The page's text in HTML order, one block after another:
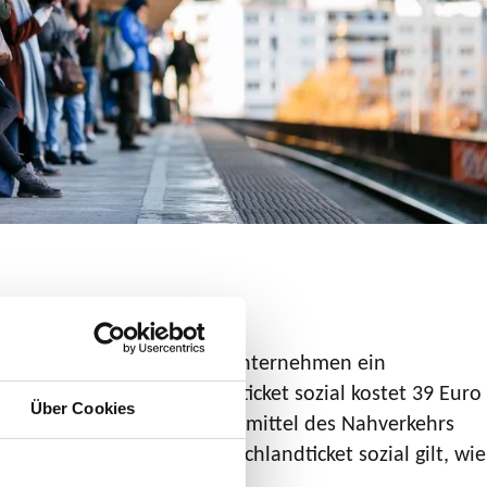
Über Cookies
Verkehrsunternehmen ein
haben. Das Deutschlandticket sozial kostet 39 Euro
alle Verkehrsmittel des Nahverkehrs
nutzen. Das Deutschlandticket sozial gilt, wie